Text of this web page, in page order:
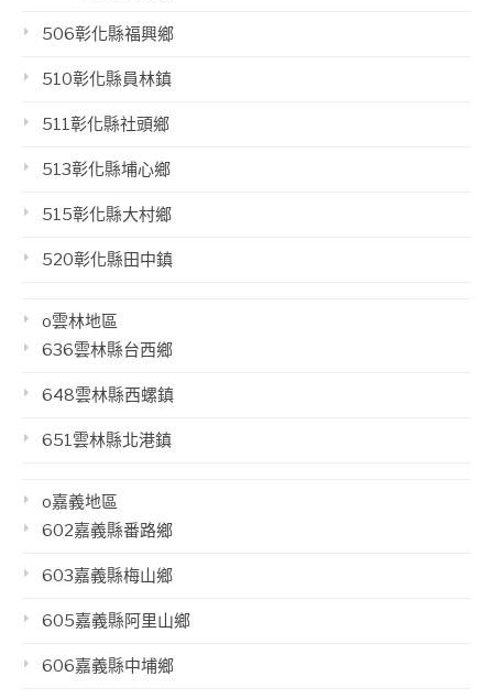
506彰化縣福興鄉
510彰化縣員林鎮
511彰化縣社頭鄉
513彰化縣埔心鄉
515彰化縣大村鄉
520彰化縣田中鎮
o雲林地區
636雲林縣台西鄉
648雲林縣西螺鎮
651雲林縣北港鎮
o嘉義地區
602嘉義縣番路鄉
603嘉義縣梅山鄉
605嘉義縣阿里山鄉
606嘉義縣中埔鄉